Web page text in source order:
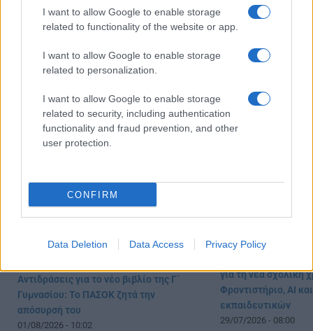
I want to allow Google to enable storage
related to functionality of the website or app.
I want to allow Google to enable storage
related to personalization.
I want to allow Google to enable storage
related to security, including authentication
functionality and fraud prevention, and other
user protection.
CONFIRM
Data Deletion Data Access Privacy Policy
ΙΕΠ
ΚΟΡΟΝΟΙΟΣ
ΚΟΡΩΝΑΙΟΣ
ΜΟΝΙΜΟΙ ΔΙΟΡΙΣΜΟΙ ΕΚΠΑΙΔΕΥΤΙΚΩΝ
ΔΙΑΒΑΣΤΕ ΑΚΟΜΑ
Αντιδράσεις για το νέο βιβλίο της Γ΄
Γυμνασίου: Το ΠΑΣΟΚ ζητά την
απόσυρσή του
01/08/2026 - 10:02
για τη νέα σχολική
Φροντιστήριο, AI
εκπαιδευτικών
29/07/2026 - 08:00